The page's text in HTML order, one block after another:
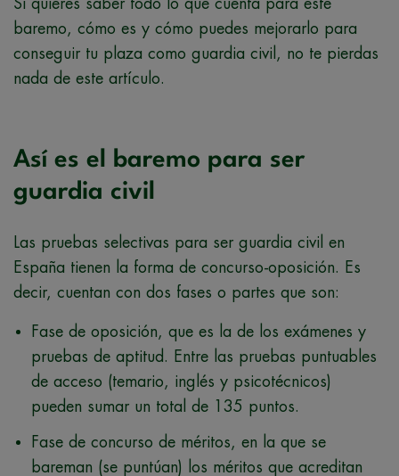
Si quieres saber todo lo que cuenta para este
baremo, cómo es y cómo puedes mejorarlo para
conseguir tu plaza como guardia civil, no te pierdas
nada de este artículo.
Así es el baremo para ser
guardia civil
Las pruebas selectivas para ser guardia civil en
España tienen la forma de concurso-oposición. Es
decir, cuentan con dos fases o partes que son:
Fase de oposición, que es la de los exámenes y
pruebas de aptitud. Entre las pruebas puntuables
de acceso (temario, inglés y psicotécnicos)
pueden sumar un total de 135 puntos.
Fase de concurso de méritos, en la que se
bareman (se puntúan) los méritos que acreditan